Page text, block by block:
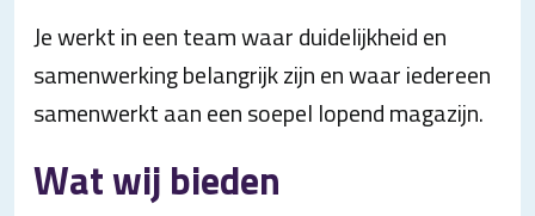
Je werkt in een team waar duidelijkheid en
samenwerking belangrijk zijn en waar iedereen
samenwerkt aan een soepel lopend magazijn.
Wat wij bieden